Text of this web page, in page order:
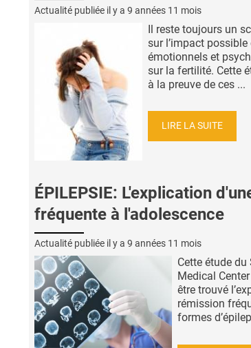
Actualité publiée il y a 9 années 11 mois
Il reste toujours un
sur l’impact
émotionnels et
sur la fertilité. Cette
à la preuve de ces ...
LIRE LA SUITE
ÉPILEPSIE: L'explication
fréquente à l'adolescence
Actualité publiée il y a 9 années 11 mois
Cette étude
Medical
être trouvé
rémission
formes